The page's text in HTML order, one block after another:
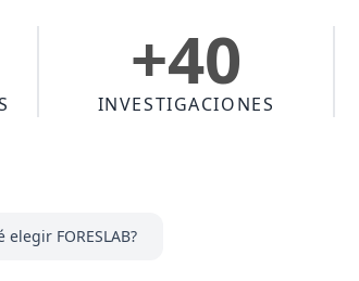
+40
INVESTIGACIONES
elegir FORESLAB?